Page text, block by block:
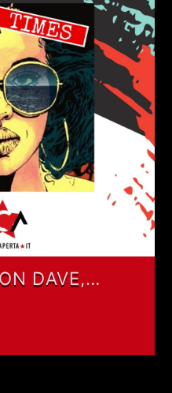
DAVE,